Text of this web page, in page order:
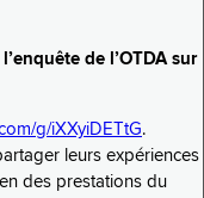
de l’OTDA sur
g/iXXyiDETtG.
leurs expériences
des prestations du